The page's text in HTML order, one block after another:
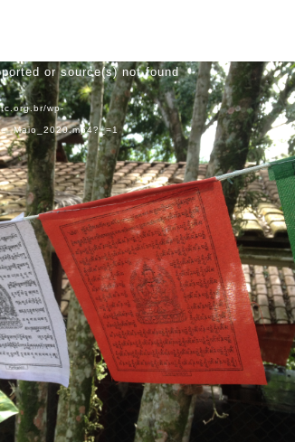
or source(s) not found
wp-